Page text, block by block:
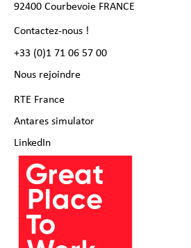
92400 Courbevoie FRANCE
Contactez-nous !
+33 (0)1 71 06 57 00
Nous rejoindre
RTE France
Antares simulator
LinkedIn